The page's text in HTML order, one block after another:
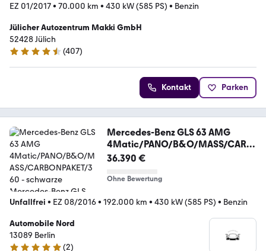
EZ 01/2017• 70.000 km • 430 kW (585 PS) • Benzin
Jülicher Autozentrum Makki GmbH
52428 Jülich
4.4 Sterne
(407)
Kontakt Parken
Mercedes-Benz GLS 63 AMG
4Matic/PANO/B&O/MASS/CARB
ONPAKET/360
36.390 €
Ohne Bewertung
Unfallfrei • EZ 08/2016• 192.000 km • 430 kW (585 PS) • Benzin
Automobile Nord
13089 Berlin
(2)